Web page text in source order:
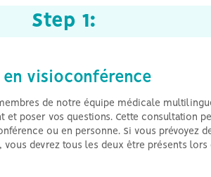
Step 1:
visioconférence
de notre équipe médicale
et poser vos questions. Cette consultation
ou en personne. Si vous prévoyez
devrez tous les deux être présents lors